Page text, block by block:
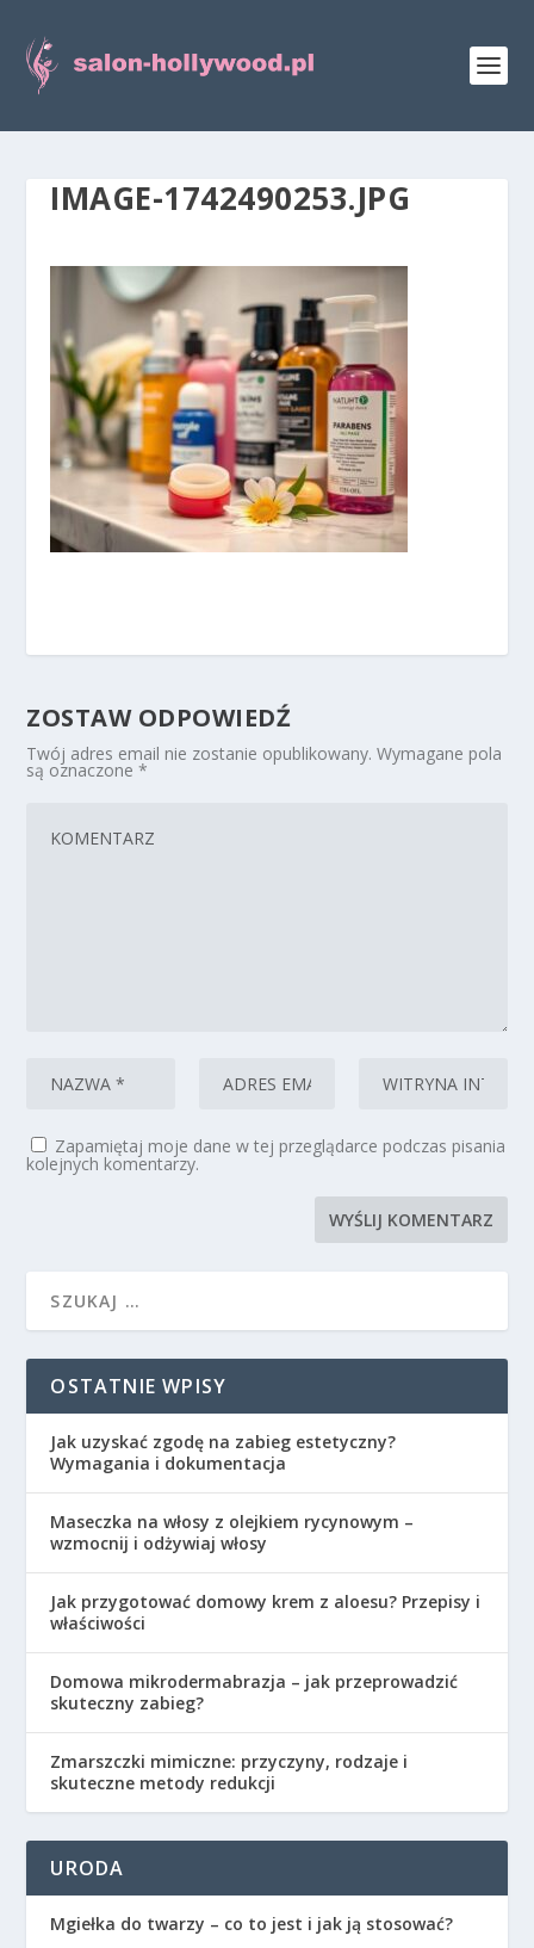
IMAGE-1742490253.JPG
ZOSTAW ODPOWIEDŹ
Twój adres email nie zostanie opublikowany. Wymagane pola
są oznaczone*
Zapamiętaj moje dane w tej przeglądarce podczas pisania
kolejnych komentarzy.
OSTATNIE WPISY
Jak uzyskać zgodę na zabieg estetyczny?
Wymagania i dokumentacja
Maseczka na włosy z olejkiem rycynowym –
wzmocnij i odżywiaj włosy
Jak przygotować domowy krem z aloesu? Przepisy i
właściwości
Domowa mikrodermabrazja – jak przeprowadzić
skuteczny zabieg?
Zmarszczki mimiczne: przyczyny, rodzaje i
skuteczne metody redukcji
URODA
Mgiełka do twarzy – co to jest i jak ją stosować?